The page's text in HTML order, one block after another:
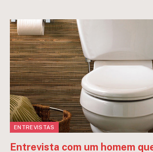
ENTREVISTAS
Entrevista com um homem